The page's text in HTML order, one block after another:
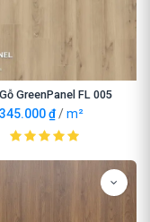
GreenPanel FL 005
345.000₫ /m²